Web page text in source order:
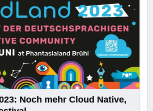
Noch mehr Cloud Native,